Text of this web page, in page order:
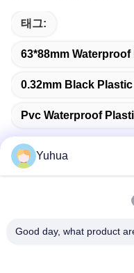
태그:
63*88mm
0.32mm Black
Pvc Waterproof
주소
Yuhua
Good day, what product